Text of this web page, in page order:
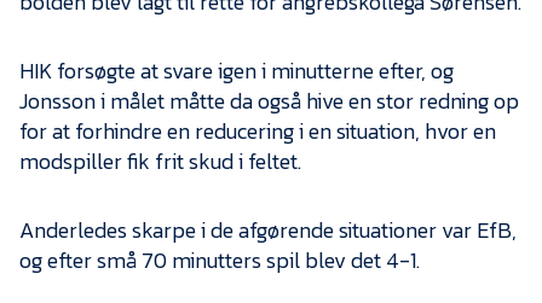
HIK forsøgte at svare igen i minutterne efter, og
Jonsson i målet måtte da også hive en stor redning op
for at forhindre en reducering i en situation, hvor en
modspiller fik frit skud i feltet.
Anderledes skarpe i de afgørende situationer var EfB,
og efter små 70 minutters spil blev det 4-1.